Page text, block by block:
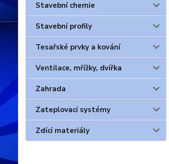
Stavební chemie
Stavební profily
Tesařské prvky a kování
Ventilace, mřížky, dvířka
Zahrada
Zateplovací systémy
Zdící materiály